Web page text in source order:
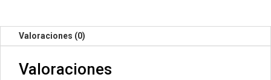
Valoraciones (0)
Valoraciones